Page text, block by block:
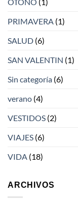
PRIMAVERA (1)
SALUD (6)
SAN VALENTIN (1)
Sin categoría (6)
verano (4)
VESTIDOS (2)
VIAJES (6)
VIDA (18)
ARCHIVOS